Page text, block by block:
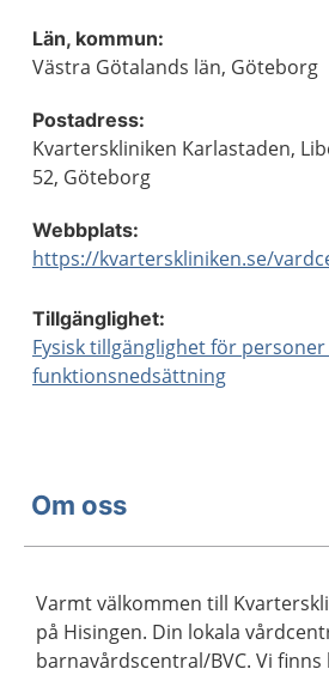
Län, kommun:
Västra Götalands län, Göteborg
Postadress:
Kvarterskliniken Karlastaden,
52, Göteborg
Webbplats:
Tillgänglighet:
Fysisk tillgänglighet för
funktionsnedsättning
Om oss
Varmt välkommen till
på Hisingen. Din lokala
barnavårdscentral/BVC. Vi